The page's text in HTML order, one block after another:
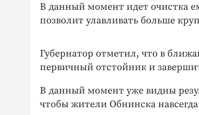
В данный момент идет очистка
позволит улавливать больше
Губернатор отметил, что в
первичный отстойник и
В данный момент уже видны
чтобы жители Обнинска